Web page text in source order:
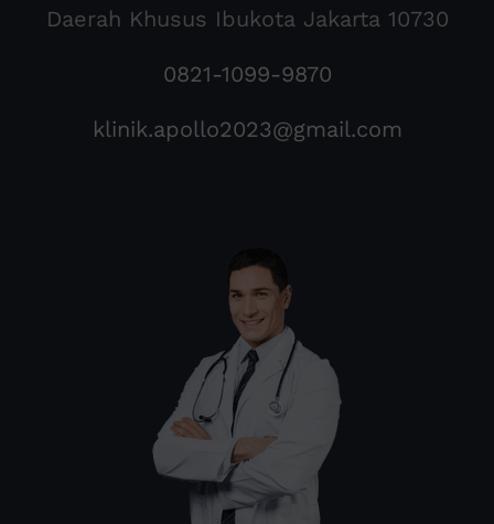
Daerah Khusus Ibukota Jakarta 10730
0821-1099-9870
klinik.apollo2023@gmail.com